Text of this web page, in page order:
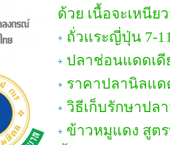
ด้วย เนื้อจะเหนีย
ถั่วแระญี่ปุ่น 7-
ปลาช่อนแดดเดี
ราคาปลานิลแด
วิธีเก็บรักษาปล
ข้าวหมูแดง สูต